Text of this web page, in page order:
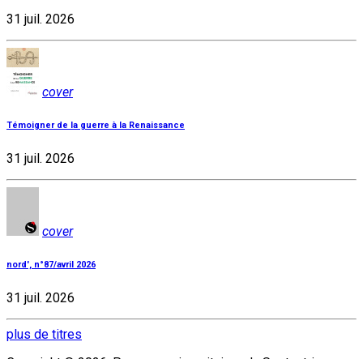
31 juil. 2026
cover
Témoigner de la guerre à la Renaissance
31 juil. 2026
cover
nord', n°87/avril 2026
31 juil. 2026
plus de titres